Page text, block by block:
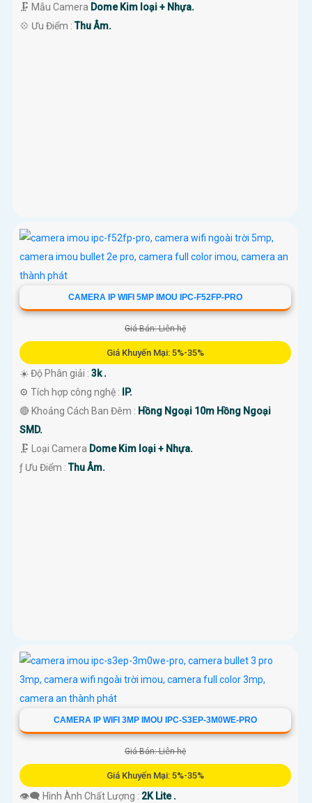
🗜️ Mẫu Camera Dome Kim loại + Nhựa.
️💠 Ưu Điểm :Thu Âm.
CAMERA IP WIFI 5MP IMOU IPC-F52FP-PRO
Giá Bán: Liên hệ
Giá Khuyến Mại: 5%-35%
☀️ Độ Phân giải : 3k .
⚙ Tích hợp công nghệ :
IP.
🔴 Khoảng Cách Ban Đêm : Hồng Ngoại 10m Hồng Ngoại
SMD.
🗜️ Loại Camera Dome Kim loại + Nhựa.
️ƒ Ưu Điểm :Thu Âm.
CAMERA IP WIFI 3MP IMOU IPC-S3EP-3M0WE-PRO
Giá Bán: Liên hệ
Giá Khuyến Mại: 5%-35%
👁️‍🗨 Hình Ành Chất Lượng : 2K Lite .